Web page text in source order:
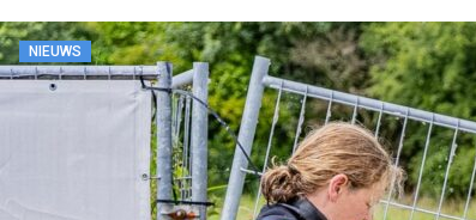
NIEUWS